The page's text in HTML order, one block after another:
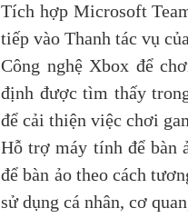
Tích hợp Microsoft
tiếp vào Thanh tác vụ
Công nghệ Xbox để
định được tìm thấy
để cải thiện việc chơi
Hỗ trợ máy tính để bàn
để bàn ảo theo cách
sử dụng cá nhân, cơ